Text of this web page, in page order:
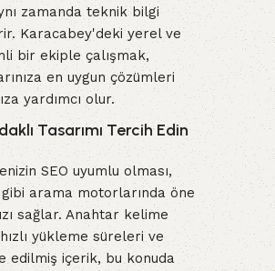
zamanda teknik bilgi
Karacabey'deki yerel ve
bir ekiple çalışmak,
en uygun çözümleri
yardımcı olur.
Tasarımı Tercih Edin
SEO uyumlu olması,
arama motorlarında öne
sağlar. Anahtar kelime
yükleme süreleri ve
edilmiş içerik, bu konuda